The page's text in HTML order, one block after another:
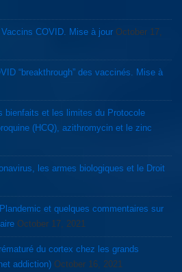
COVID. Mise à jour October 17,
“breakthrough” des vaccinés. Mise à
bienfaits et les limites du Protocole
(HCQ), azithromycin et le zinc
les armes biologiques et le Droit
et quelques commentaires sur
October 17, 2021
addiction) October 16, 2021